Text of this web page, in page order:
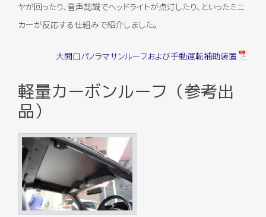
ヤが回ったり、音声認識でヘッドライトが点灯したり、といったミニ
カーが反応する仕組みで紹介しました。
大開口パノラマサンルーフおよび手動運転補助装置
軽量カーボンルーフ（参考出
品）